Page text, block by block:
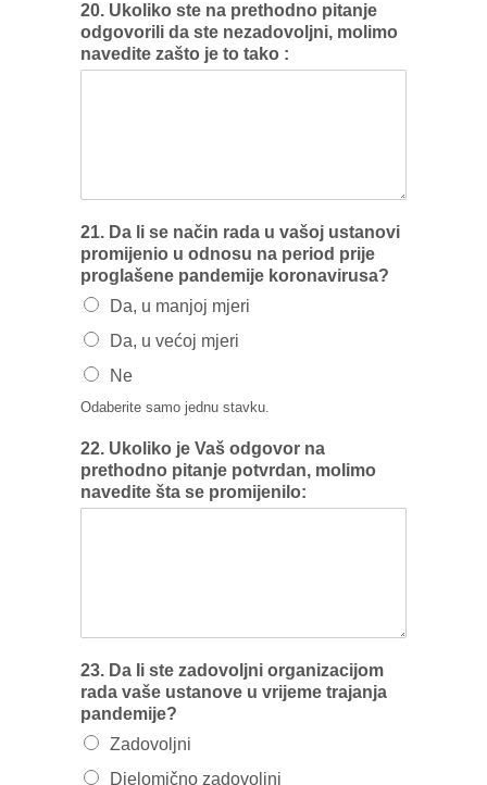
20. Ukoliko ste na prethodno pitanje
odgovorili da ste nezadovoljni, molimo
navedite zašto je to tako :
21. Da li se način rada u vašoj ustanovi
promijenio u odnosu na period prije
proglašene pandemije koronavirusa?
Da, u manjoj mjeri
Da, u većoj mjeri
Ne
Odaberite samo jednu stavku.
22. Ukoliko je Vaš odgovor na
prethodno pitanje potvrdan, molimo
navedite šta se promijenilo:
23. Da Ii ste zadovoljni organizacijom
rada vaše ustanove u vrijeme trajanja
pandemije?
Zadovoljni
Djelomično zadovoljni